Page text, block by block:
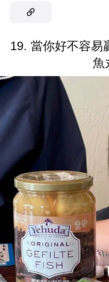
19. 當你好不容易
魚